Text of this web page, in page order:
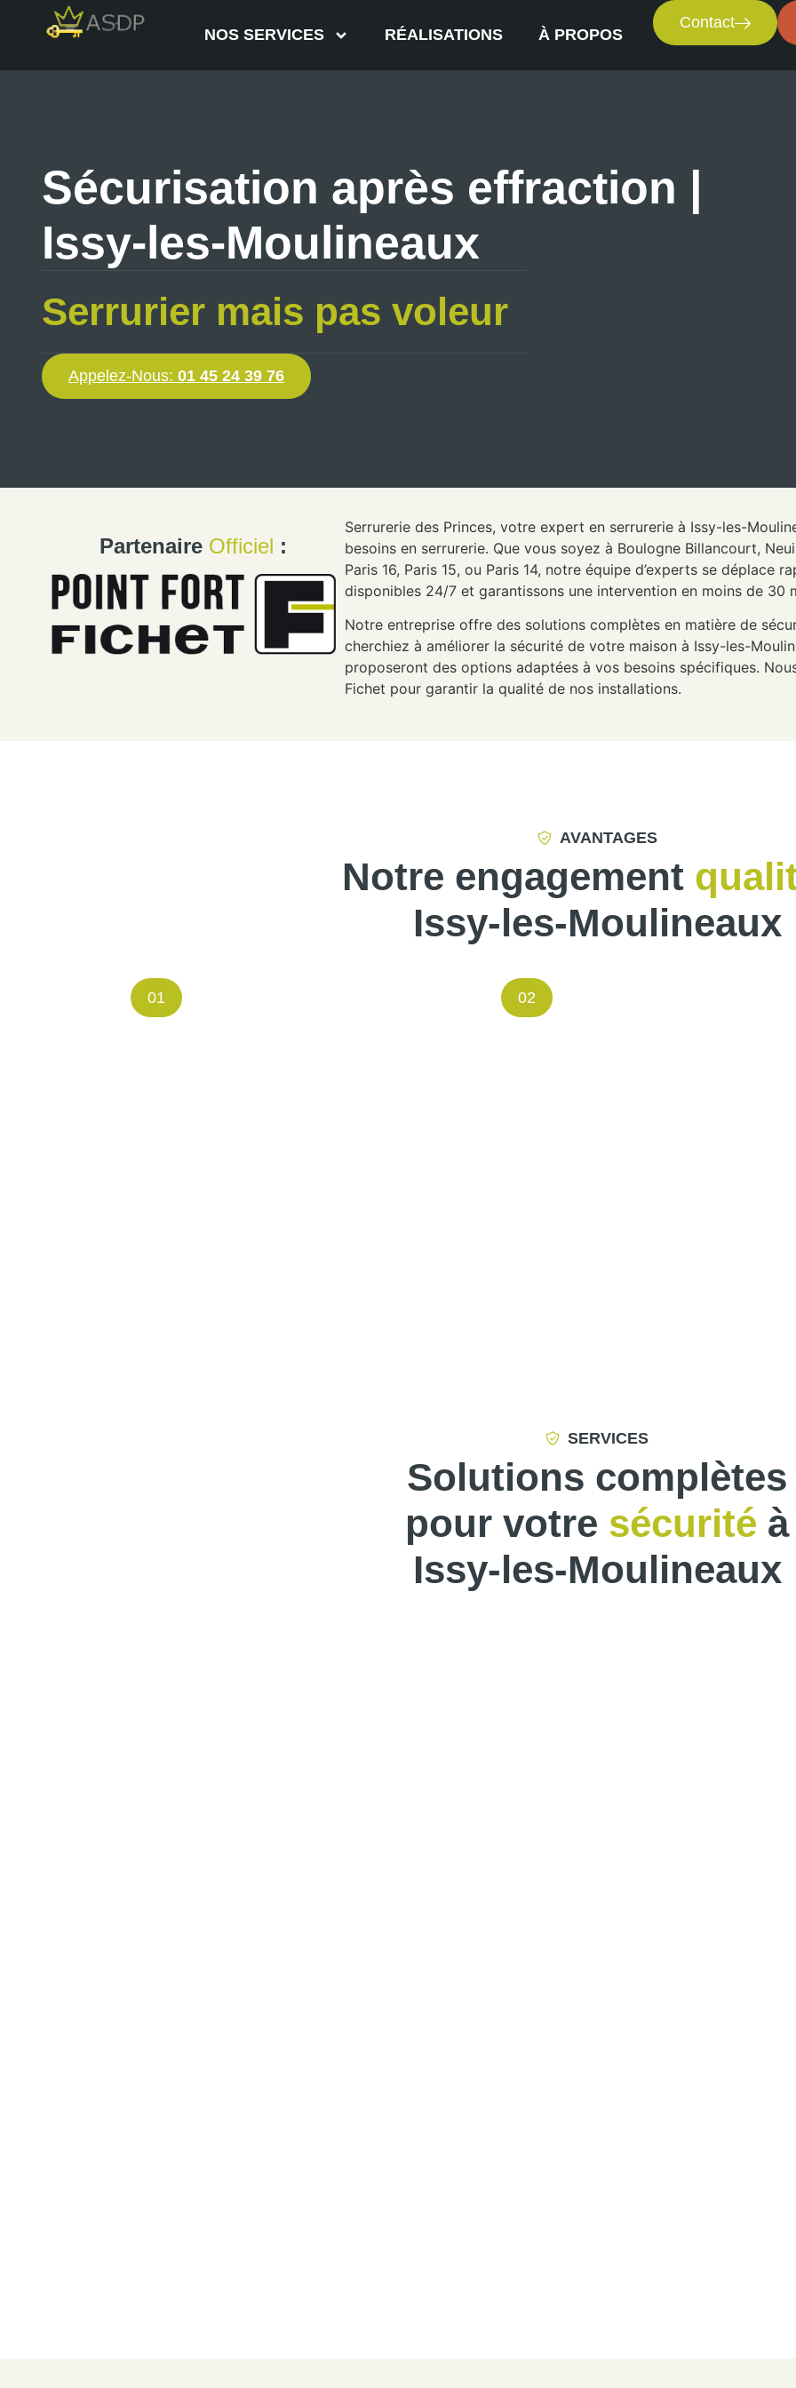
Contact
NOS SERVICES RÉALISATIONS À PROPOS
Sécurisation après effraction |
Issy-les-Moulineaux
Serrurier mais pas voleur
Appelez-Nous: 01 45 24 39 76
Partenaire Officiel :
Serrurerie des Princes, votre expert en serrurerie à Issy-les-
besoins en serrurerie. Que vous soyez à Boulogne Billancourt,
Paris 16, Paris 15, ou Paris 14, notre équipe d’experts se déplace
disponibles 24/7 et garantissons une intervention en moins de 30
Notre entreprise offre des solutions complètes en matière de
cherchiez à améliorer la sécurité de votre maison à Issy-les-
proposeront des options adaptées à vos besoins spécifiques.
Fichet pour garantir la qualité de nos installations.
AVANTAGES
Notre engagement
Issy-les-Moulineaux
01 02
SERVICES
Solutions complètes
pour votre sécurité à
Issy-les-Moulineaux